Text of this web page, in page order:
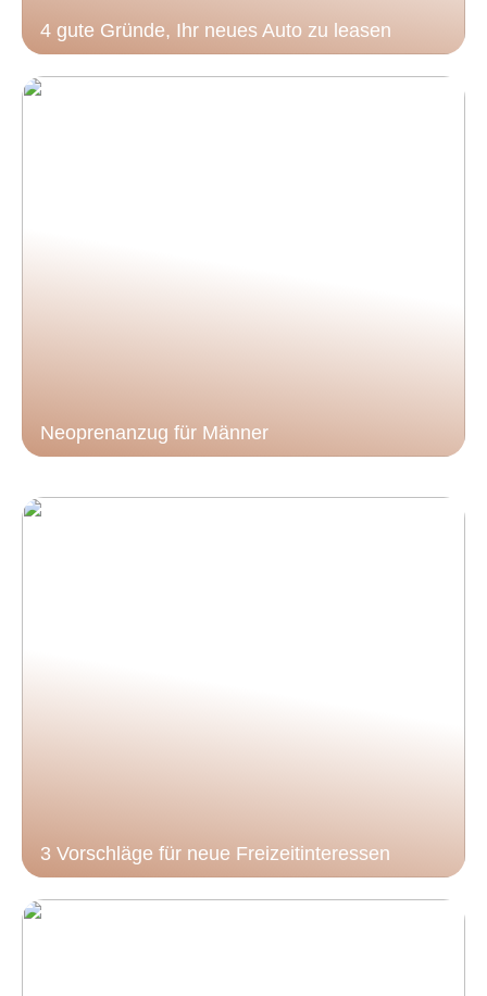
4 gute Gründe, Ihr neues Auto zu leasen
Neoprenanzug für Männer
3 Vorschläge für neue Freizeitinteressen